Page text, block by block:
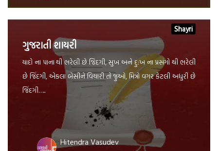
Shayri
ગુજરાતી શાયરી
યાદો ના પાના થી ભરેલી છે જિંદગી, સુખ અને દુ:ખ ના પ્રસંગો થી ભરેલી
છે જિંદગી, એકલા બેસીને વિચારી તો જુઓ, મિત્રો વગર કેટલી અધુરી છે
જિંદગી…..
Hitendra Vasudev